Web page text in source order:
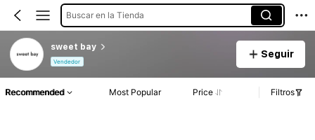
Buscar en la Tienda
sweet bay
Vendedor
Seguir
Recommended Most Popular Price Filtros